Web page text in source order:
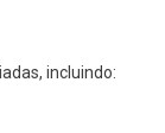
incluindo: